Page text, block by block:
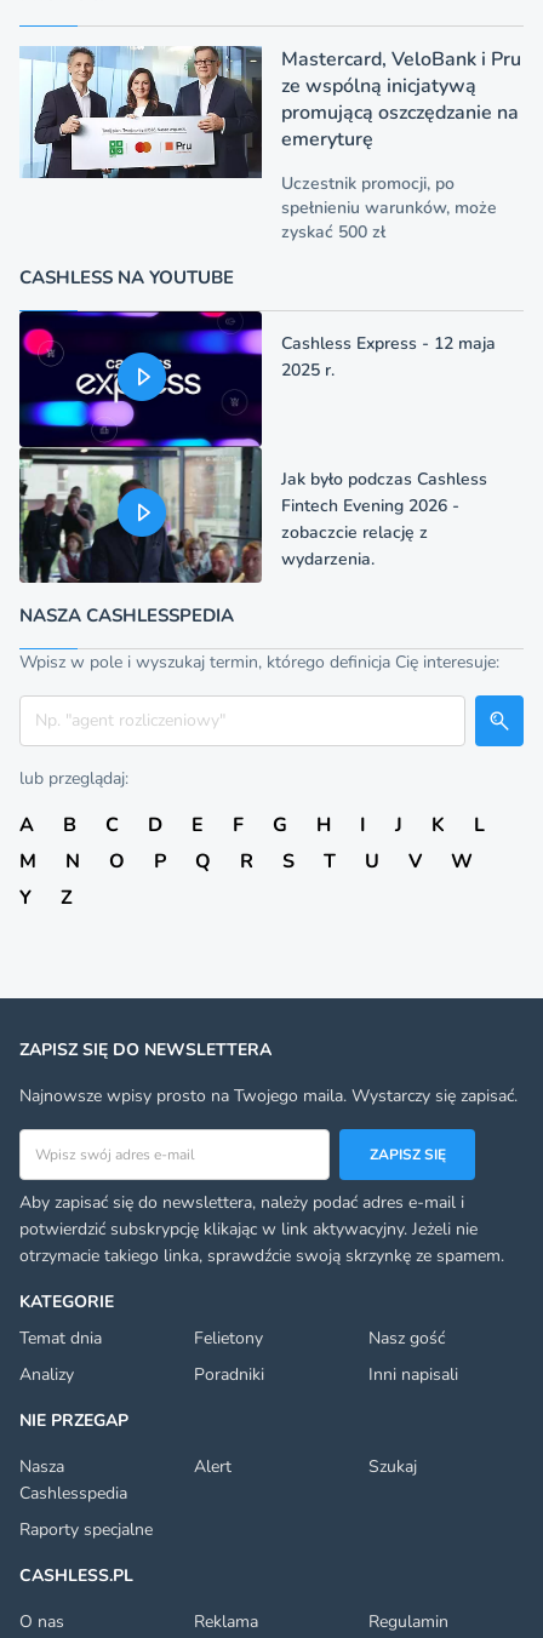
Mastercard, VeloBank i Pru
ze wspólną inicjatywą
promującą oszczędzanie na
emeryturę
Uczestnik promocji, po
spełnieniu warunków, może
zyskać 500 zł
CASHLESS NA YOUTUBE
Cashless Express - 12 maja
2025 r.
Jak było podczas Cashless
Fintech Evening 2026 -
zobaczcie relację z
wydarzenia.
NASZA CASHLESSPEDIA
Wpisz w pole i wyszukaj termin, którego definicja Cię interesuje:
Szukaj
lub przeglądaj:
A B C D E F G H I J K
L
M
N O P Q R S T U V
W
Y
Z
KATEGORIE
Temat dnia
Felietony
Nasz gość
Analizy
Poradniki
Inni napisali
NIE PRZEGAP
Nasza
Cashlesspedia
Alert Szukaj
Raporty specjalne
CASHLESS.PL
O nas
Reklama Regulamin
ZAPISZ SIĘ DO NEWSLETTERA
Najnowsze wpisy prosto na Twojego maila. Wystarczy się zapisać.
ZAPISZ SIĘ
Aby zapisać się do newslettera, należy podać adres e-mail i
potwierdzić subskrypcję klikając w link aktywacyjny. Jeżeli nie
otrzymacie takiego linka, sprawdźcie swoją skrzynkę ze spamem.